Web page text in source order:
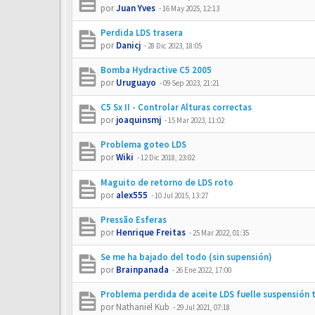
porJuan Yves -16 May 2025, 12:13
Perdida LDS trasera
porDanicj -28 Dic 2023, 18:05
Bomba Hydractive C5 2005
porUruguayo -09 Sep 2023, 21:21
C5 Sx II - Controlar Alturas correctas
porjoaquinsmj -15 Mar 2023, 11:02
Problema goteo LDS
porWiki -12 Dic 2018, 23:02
Maguito de retorno de LDS roto
poralex555 -10 Jul 2015, 13:27
Pressão Esferas
porHenrique Freitas -25 Mar 2022, 01:35
Se me ha bajado del todo (sin supensión)
porBrainpanada -26 Ene 2022, 17:00
Problema perdida de aceite LDS fuelle suspensión
porNathaniel Kub -29 Jul 2021, 07:18